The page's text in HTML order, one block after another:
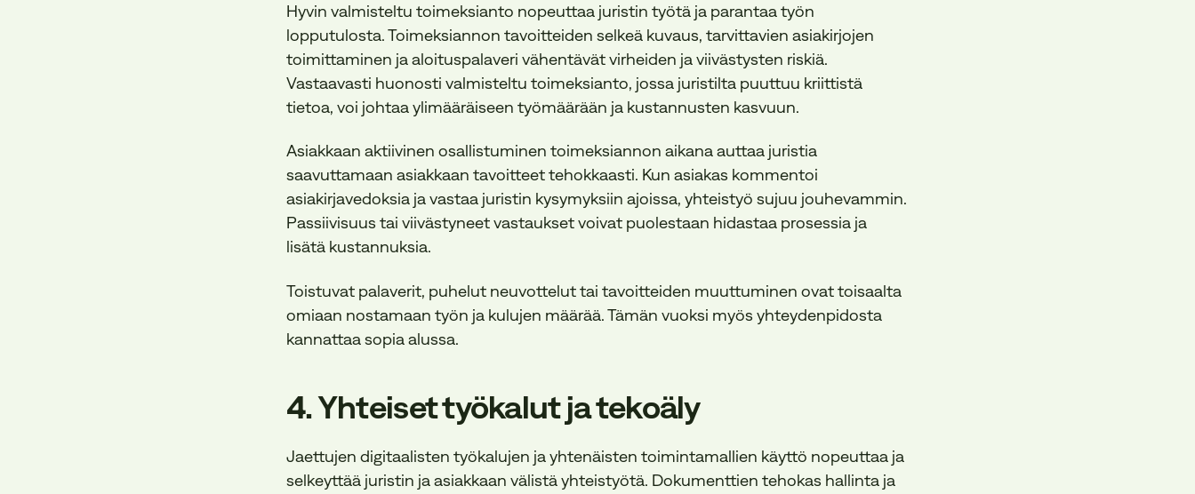
Hyvin valmisteltu toimeksianto nopeuttaa juristin työtä ja parantaa työn
lopputulosta. Toimeksiannon tavoitteiden selkeä kuvaus, tarvittavien asiakirjojen
toimittaminen ja aloituspalaveri vähentävät virheiden ja viivästysten riskiä.
Vastaavasti huonosti valmisteltu toimeksianto, jossa juristilta puuttuu kriittistä
tietoa, voi johtaa ylimääräiseen työmäärään ja kustannusten kasvuun.
Asiakkaan aktiivinen osallistuminen toimeksiannon aikana auttaa juristia
saavuttamaan asiakkaan tavoitteet tehokkaasti. Kun asiakas kommentoi
asiakirjavedoksia ja vastaa juristin kysymyksiin ajoissa, yhteistyö sujuu jouhevammin.
Passiivisuus tai viivästyneet vastaukset voivat puolestaan hidastaa prosessia ja
lisätä kustannuksia.
Toistuvat palaverit, puhelut neuvottelut tai tavoitteiden muuttuminen ovat toisaalta
omiaan nostamaan työn ja kulujen määrää. Tämän vuoksi myös yhteydenpidosta
kannattaa sopia alussa.
4. Yhteiset työkalut ja tekoäly
Jaettujen digitaalisten työkalujen ja yhtenäisten toimintamallien käyttö nopeuttaa ja
selkeyttää juristin ja asiakkaan välistä yhteistyötä. Dokumenttien tehokas hallinta ja